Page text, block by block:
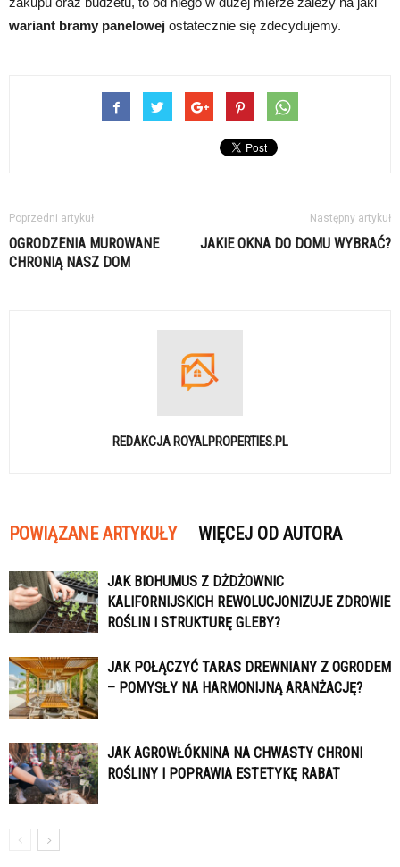
wariant bramy panelowej ostatecznie się zdecydujemy.
Poprzedni artykuł
OGRODZENIA MUROWANE
CHRONIĄ NASZ DOM
Następny artykuł
JAKIE OKNA DO DOMU WYBRAĆ?
REDAKCJA ROYALPROPERTIES.PL
POWIĄZANE ARTYKUŁY WIĘCEJ OD AUTORA
JAK BIOHUMUS Z DŻDŻOWNIC
KALIFORNIJSKICH REWOLUCJONIZUJE ZDROWIE
ROŚLIN I STRUKTURĘ GLEBY?
JAK POŁĄCZYĆ TARAS DREWNIANY Z OGRODEM
– POMYSŁY NA HARMONIJNĄ ARANŻACJĘ?
JAK AGROWŁÓKNINA NA CHWASTY CHRONI
ROŚLINY I POPRAWIA ESTETYKĘ RABAT